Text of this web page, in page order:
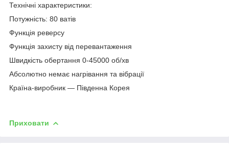
Технічні характеристики:
Потужність: 80 ватів
Функція реверсу
Функція захисту від перевантаження
Швидкість обертання 0-45000 об/хв
Абсолютно немає нагрівання та вібрації
Країна-виробник — Південна Корея
Приховати